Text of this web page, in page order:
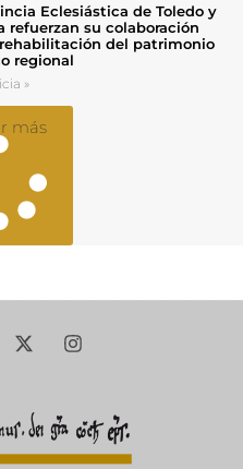
Eclesiástica de Toledo y
refuerzan su colaboración
del patrimonio
regional
»
más